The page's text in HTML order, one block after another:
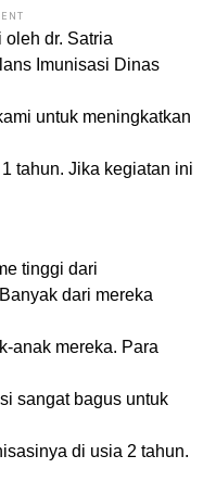
dr. Satria
Imunisasi Dinas
untuk meningkatkan
tahun. Jika kegiatan ini
tinggi dari
dari mereka
anak mereka. Para
sangat bagus untuk
di usia 2 tahun.